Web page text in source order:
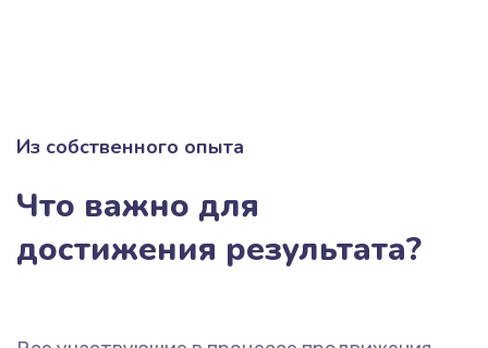
Из собственного опыта
Что важно для
достижения результата?